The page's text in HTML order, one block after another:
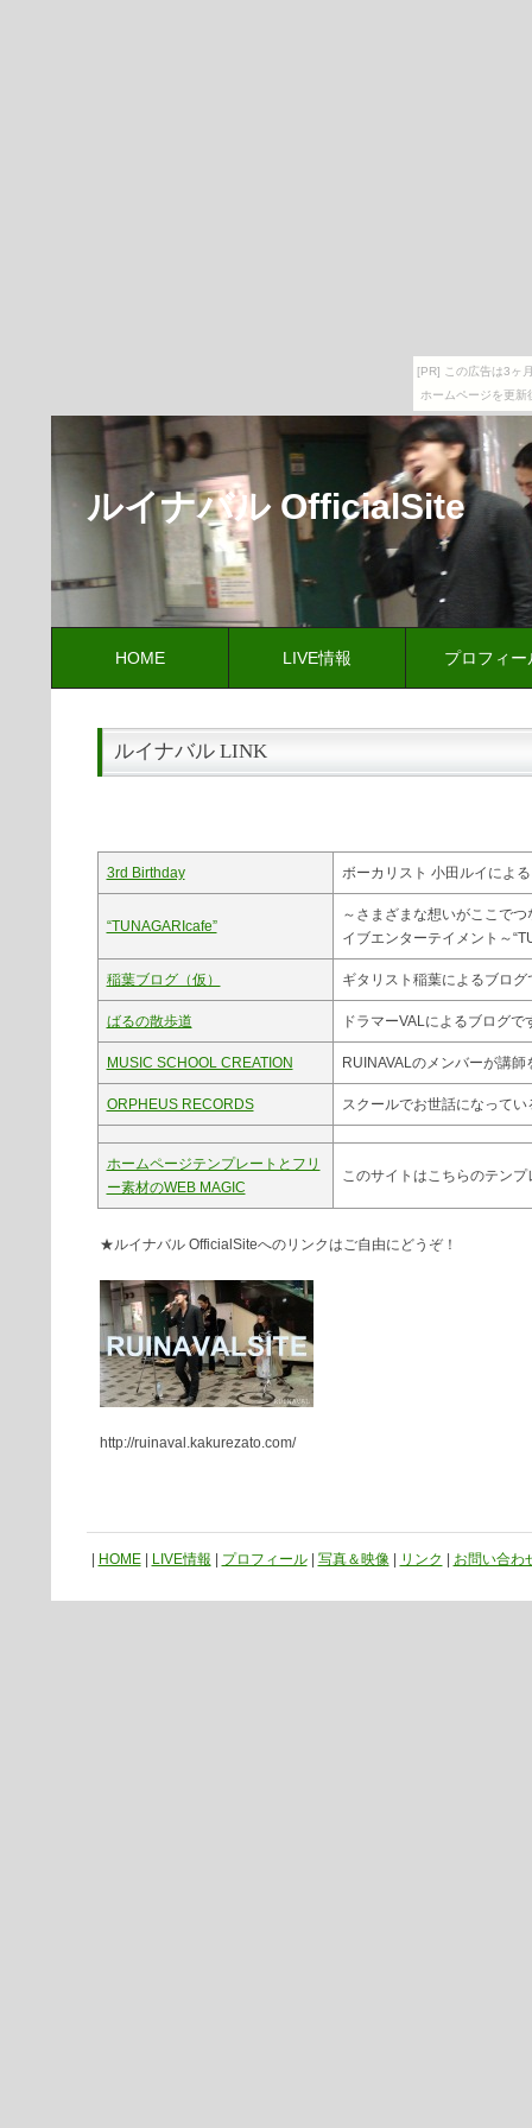
[PR] この広告は3ヶ
ホームページを更
ルイナバル OfficialSite
HOME LIVE情報 プロフィー
ルイナバル LINK
3rd Birthday ボーカリスト 小田ルイによ
“TUNAGARIcafe”
～さまざまな想いがここで
イブエンターテイメント～
稲葉ブログ（仮） ギタリスト稲葉によるブログ
ばるの散歩道 ドラマーVALによるブログで
MUSIC SCHOOL CREATION RUINAVALのメンバーが講
ORPHEUS RECORDS スクールでお世話になって
ホームページテンプレートとフリ
ー素材のWEB MAGIC
このサイトはこちらのテン
★ルイナバル OfficialSiteへのリンクはご自由にどうぞ！
http://ruinaval.kakurezato.com/
HOME| LIVE情報 プロフィール| 写真＆映像| リンク お問い合わ